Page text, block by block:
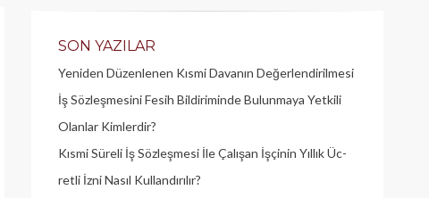
SON YAZILAR
Yeniden Düzenlenen Kısmi Davanın Değerlendirilmesi
İş Sözleşmesini Fesih Bildiriminde Bulunmaya Yetkili
Olanlar Kimlerdir?
Kısmi Süreli İş Sözleşmesi İle Çalışan İşçinin Yıllık Üc­
retli İzni Nasıl Kullandırılır?